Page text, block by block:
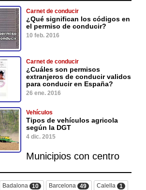
Carnet de conducir
¿Qué significan los códigos en
el permiso de conducir?
10 feb. 2016
Carnet de conducir
¿Cuáles son permisos
extranjeros de conducir validos
para conducir en España?
26 ene. 2016
Vehículos
Tipos de vehículos agricola
según la DGT
4 dic. 2015
Municipios con centro
Badalona 10 Barcelona 49 Calella
1